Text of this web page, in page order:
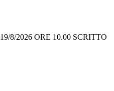
19/8/2026 ORE 10.00 SCRITTO